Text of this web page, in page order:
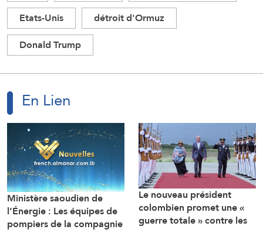
Etats-Unis
détroit d'Ormuz
Donald Trump
En Lien
Ministère saoudien de
l’Énergie : Les équipes de
pompiers de la compagnie
Le nouveau président
colombien promet une «
guerre totale » contre les